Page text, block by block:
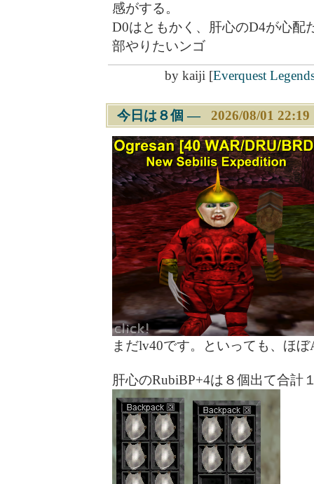
感がする。
D0はともかく、肝心のD4が心配
部やりたいンゴ
by kaiji [Everquest
今日は８個 ― 2026/08/01 22:19
まだlv40です。といっても、ほ
肝心のRubiBP+4は８個出て合計